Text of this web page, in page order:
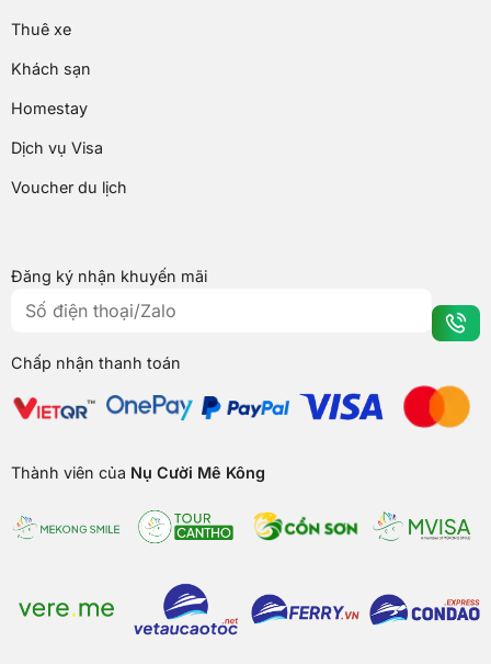
Thuê xe
Khách sạn
Homestay
Dịch vụ Visa
Voucher du lịch
Đăng ký nhận khuyến mãi
Chấp nhận thanh toán
Thành viên của Nụ Cười Mê Kông